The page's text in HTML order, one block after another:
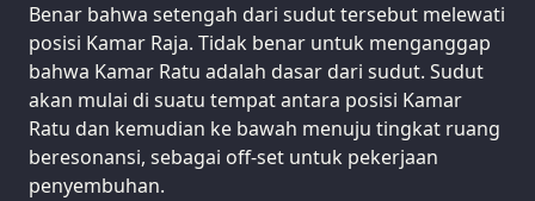
Benar bahwa setengah dari sudut tersebut melewati
posisi Kamar Raja. Tidak benar untuk menganggap
bahwa Kamar Ratu adalah dasar dari sudut. Sudut
akan mulai di suatu tempat antara posisi Kamar
Ratu dan kemudian ke bawah menuju tingkat ruang
beresonansi, sebagai off-set untuk pekerjaan
penyembuhan.